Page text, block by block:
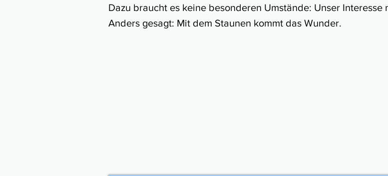
Dazu braucht es keine besonderen Umstände: Unser Interesse
Anders gesagt: Mit dem Staunen kommt das Wunder.